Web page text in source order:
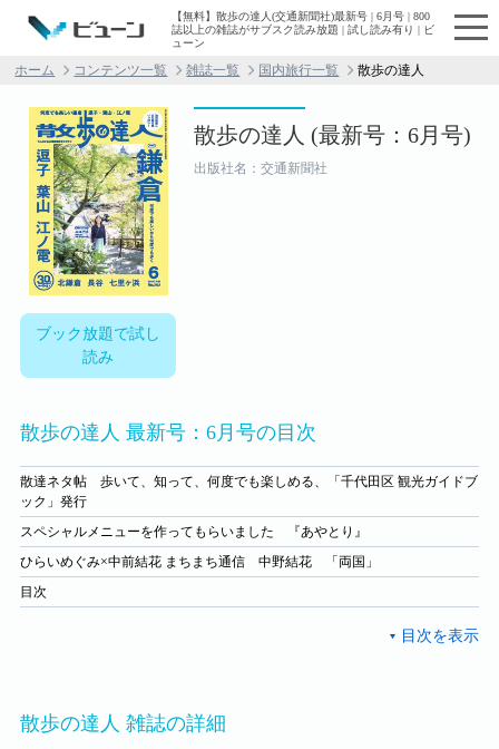
【無料】散歩の達人(交通新聞社)最新号 | 6月号 | 800
誌以上の雑誌がサブスク読み放題 | 試し読み有り | ビ
ューン
ホーム コンテンツ一覧 雑誌一覧 国内旅行一覧 散歩の達人
ブック放題で試し
読み
散歩の達人 (最新号：6月号)
出版社名：交通新聞社
散歩の達人 最新号：6月号の目次
散達ネタ帖 歩いて、知って、何度でも楽しめる、「千代田区 観光ガイドブ
ック」発行
スペシャルメニューを作ってもらいました 『あやとり』
ひらいめぐみ×中前結花 まちまち通信 中野結花 「両国」
目次
散歩の達人 雑誌の詳細